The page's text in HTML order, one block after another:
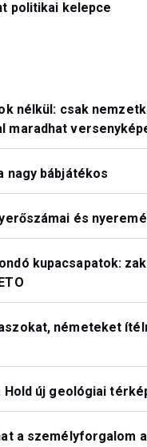
politikai kelepce
nélkül: csak
maradhat
nagy bábjátékos
és
kupacsapatok:
németeket
Hold új geológiai
a személyforgalom